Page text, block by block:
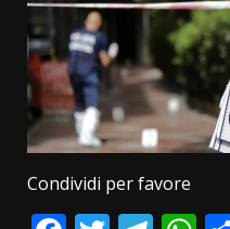
Condividi per favore